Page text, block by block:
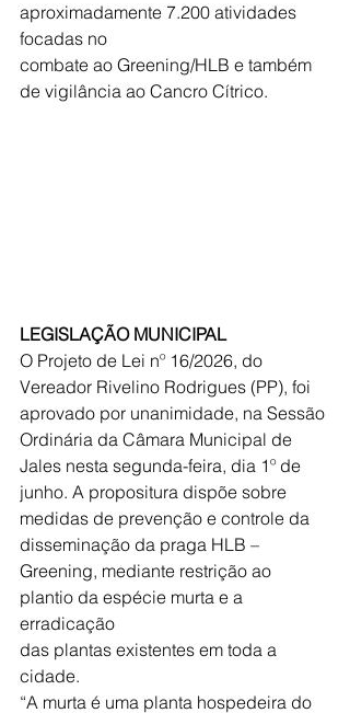
aproximadamente 7.200 atividades
focadas no
combate ao Greening/HLB e também
de vigilância ao Cancro Cítrico.
LEGISLAÇÃO MUNICIPAL
O Projeto de Lei nº 16/2026, do
Vereador Rivelino Rodrigues (PP), foi
aprovado por unanimidade, na Sessão
Ordinária da Câmara Municipal de
Jales nesta segunda-feira, dia 1º de
junho. A propositura dispõe sobre
medidas de prevenção e controle da
disseminação da praga HLB –
Greening, mediante restrição ao
plantio da espécie murta e a
erradicação
das plantas existentes em toda a
cidade.
“A murta é uma planta hospedeira do